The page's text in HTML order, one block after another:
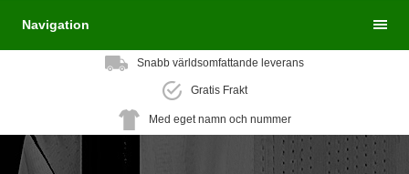
Navigation
Snabb världsomfattande leverans
Gratis Frakt
Med eget namn och nummer